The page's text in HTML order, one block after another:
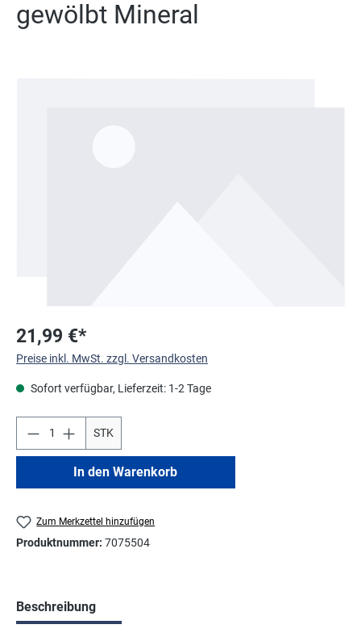
gewölbt Mineral
21,99 €*
Preise inkl. MwSt. zzgl. Versandkosten
Sofort verfügbar, Lieferzeit: 1-2 Tage
STK
In den Warenkorb
Zum Merkzettel hinzufügen
Produktnummer: 7075504
Beschreibung